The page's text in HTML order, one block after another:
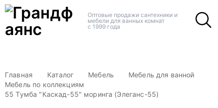
Оптовые продажи сантехники и
мебели для ванных комнат
с 1999 года
Главная Каталог Мебель
Мебель для ванной
Мебель по коллекциям
55 Тумба "Каскад-55" моринга (Элеганс-55)